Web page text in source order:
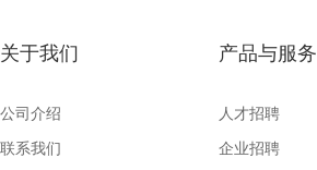
关于我们
公司介绍
联系我们
产品与服务
人才招聘
企业招聘